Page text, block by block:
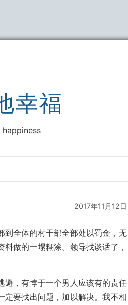
幸福
happiness
2017年11月12日
到全体的村干部全部处以罚金，无
做的一塌糊涂。领导找谈话了，
避，有悖于一个男人应该有的责任
定要找出问题，加以解决。我不相